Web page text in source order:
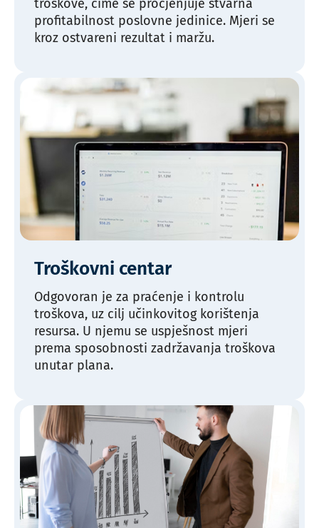
troškove, čime se procjenjuje stvarna
profitabilnost poslovne jedinice. Mjeri se
kroz ostvareni rezultat i maržu.
Troškovni centar
Odgovoran je za praćenje i kontrolu
troškova, uz cilj učinkovitog korištenja
resursa. U njemu se uspješnost mjeri
prema sposobnosti zadržavanja troškova
unutar plana.